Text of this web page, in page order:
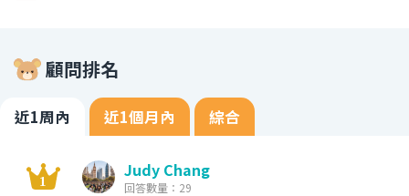
顧問排名
近1周內 近1個月內 綜合
Judy Chang
回答數量：29